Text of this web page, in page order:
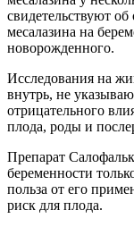
свидетельствуют
месалазина на
новорожденного.
Исследования на
внутрь, не
отрицательного
плода, роды и
Препарат
беременности
польза от его
риск для плода.